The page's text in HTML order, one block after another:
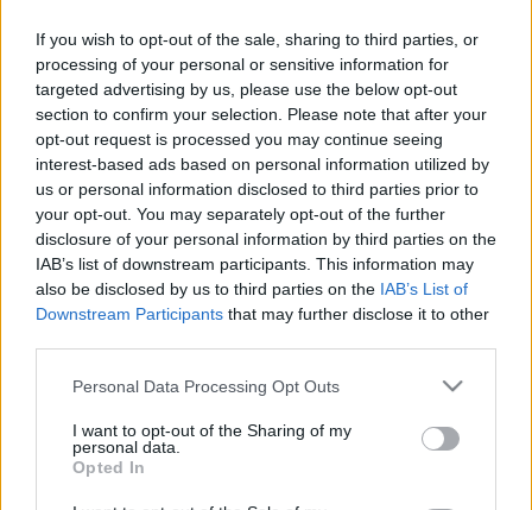
If you wish to opt-out of the sale, sharing to third parties, or
processing of your personal or sensitive information for
targeted advertising by us, please use the below opt-out
section to confirm your selection. Please note that after your
opt-out request is processed you may continue seeing
interest-based ads based on personal information utilized by
us or personal information disclosed to third parties prior to
your opt-out. You may separately opt-out of the further
disclosure of your personal information by third parties on the
IAB’s list of downstream participants. This information may
also be disclosed by us to third parties on the IAB’s List of
Downstream Participants that may further disclose it to other
Please note that this website/app uses one or more Google
not limited to your visit or usage behaviour. You may click to
grant or deny consent to Google and its third-party tags to
use your data for below specified purposes in below Google
consent section.
Personal Data Processing Opt Outs
I want to opt-out of the Sharing of my
personal data.
Opted In
Milyen jövő vár ránk? Egy kis
közgazdaságtan Domenico De Massi
alapján (II. rész)
2018. október 23.